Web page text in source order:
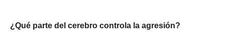
¿Qué parte del cerebro controla la agresión?